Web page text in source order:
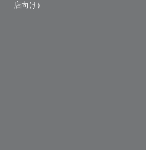
店向け）